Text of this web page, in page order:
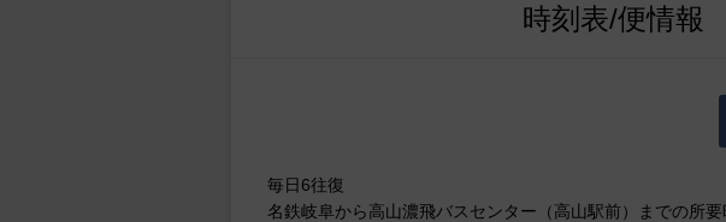
時刻表/便情報
毎日6往復
名鉄岐阜から高山濃飛バスセンター（高山駅前）までの所要